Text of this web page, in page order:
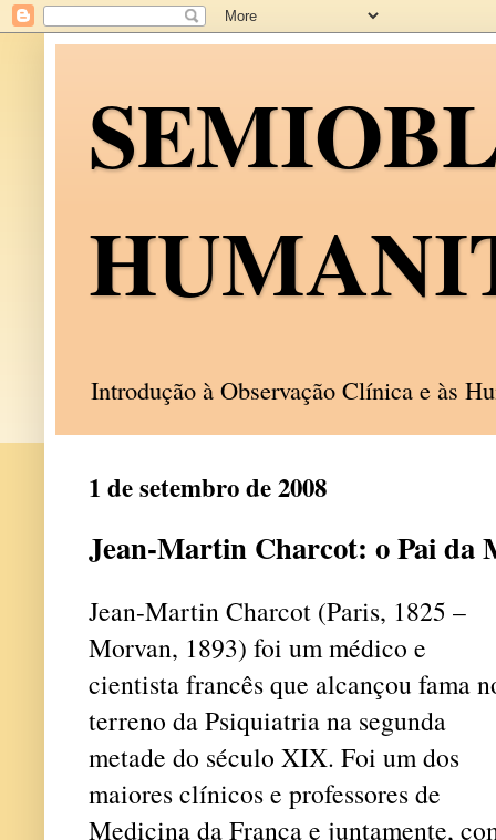
Introdução à Observação Clínica e às
1 de setembro de 2008
Jean-Martin Charcot: o Pai da
Jean-Martin Charcot (Paris, 1825 –
Morvan, 1893) foi um médico e
cientista francês que alcançou fama
terreno da Psiquiatria na segunda
metade do século XIX. Foi um dos
maiores clínicos e professores de
Medicina da França e juntamente,